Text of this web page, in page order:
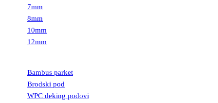
7mm
8mm
10mm
12mm
Bambus parket
Brodski pod
WPC deking podovi